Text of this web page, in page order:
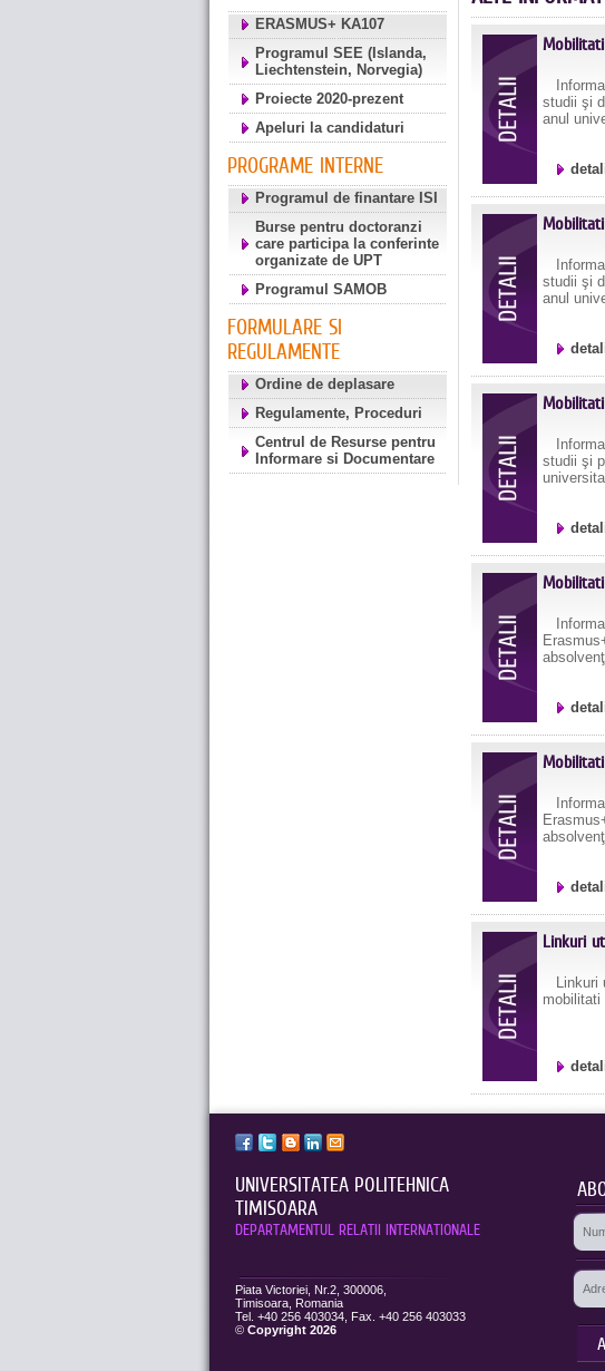
ERASMUS+ KA107
Programul SEE (Islanda,
Liechtenstein, Norvegia)
Proiecte 2020-prezent
Apeluri la candidaturi
PROGRAME INTERNE
Programul de finantare ISI
Burse pentru doctoranzi
care participa la conferinte
organizate de UPT
Programul SAMOB
FORMULARE SI
REGULAMENTE
Ordine de deplasare
Regulamente, Proceduri
Centrul de Resurse pentru
Informare si Documentare
studii şi
anul
studii şi
anul
studii şi
Linkuri
Linkuri
mobilitati
UNIVERSITATEA POLITEHNICA
TIMISOARA
DEPARTAMENTUL RELATII INTERNATIONALE
Piata Victoriei, Nr.2, 300006,
Timisoara, Romania
Tel. +40 256 403034, Fax. +40 256 403033
© Copyright 2026